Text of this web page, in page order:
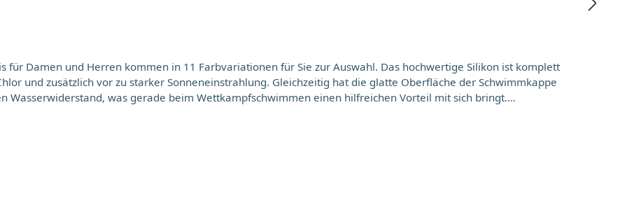
Herren kommen in 11 Farbvariationen für Sie zur Auswahl. Das hochwertige Silikon ist komplett
und zusätzlich vor zu starker Sonneneinstrahlung. Gleichzeitig hat die glatte Oberfläche der Schwimmkappe
Wasserwiderstand, was gerade beim Wettkampfschwimmen einen hilfreichen Vorteil mit sich bringt.